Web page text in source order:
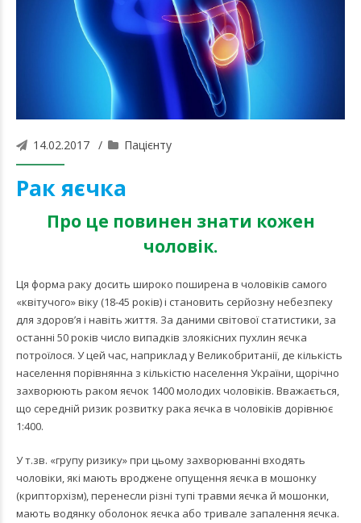
14.02.2017 Пацієнту
Рак яєчка
Про це повинен знати кожен
чоловік.
Ця форма раку досить широко поширена в чоловіків самого
«квітучого» віку (18-45 років) і становить серйозну небезпеку
для здоров’я і навіть життя. За даними світової статистики, за
останні 50 років число випадків злоякісних пухлин яєчка
потроїлося. У цей час, наприклад у Великобританії, де кількість
населення порівнянна з кількістю населення України, щорічно
захворюють раком яєчок 1400 молодих чоловіків. Вважається,
що середній ризик розвитку рака яєчка в чоловіків дорівнює
1:400.
У т.зв. «групу ризику» при цьому захворюванні входять
чоловіки, які мають вроджене опущення яєчка в мошонку
(крипторхізм), перенесли різні тупі травми яєчка й мошонки,
мають водянку оболонок яєчка або тривале запалення яєчка.